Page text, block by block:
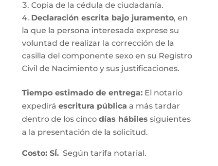
Copia de la cédula de ciudadanía.
Declaración escrita bajo juramento, en
la que la persona interesada exprese su
voluntad de realizar la corrección de la
casilla del componente sexo en su Registro
Civil de Nacimiento y sus justificaciones.
Tiempo estimado de entrega:El notario
expedirá escritura pública a más tardar
dentro de los cinco días hábiles siguientes
a la presentación de la solicitud.
Costo: SÍ.Según tarifa notarial.